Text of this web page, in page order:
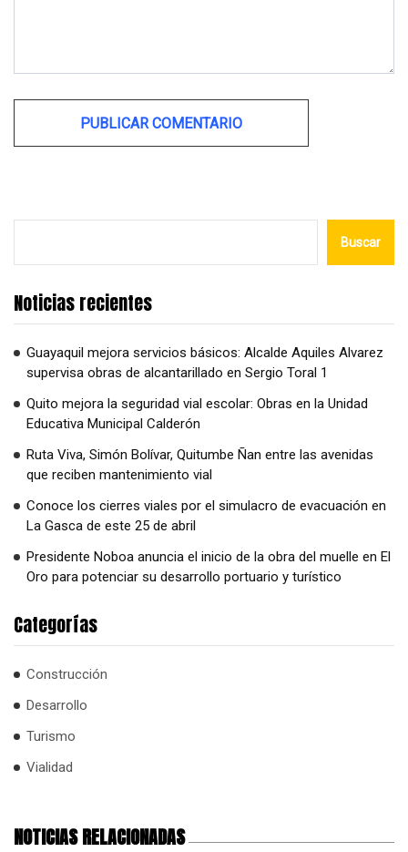
Buscar
Noticias recientes
Guayaquil mejora servicios básicos: Alcalde Aquiles Alvarez
supervisa obras de alcantarillado en Sergio Toral 1
Quito mejora la seguridad vial escolar: Obras en la Unidad
Educativa Municipal Calderón
Ruta Viva, Simón Bolívar, Quitumbe Ñan entre las avenidas
que reciben mantenimiento vial
Conoce los cierres viales por el simulacro de evacuación en
La Gasca de este 25 de abril
Presidente Noboa anuncia el inicio de la obra del muelle en El
Oro para potenciar su desarrollo portuario y turístico
Categorías
Construcción
Desarrollo
Turismo
Vialidad
NOTICIAS RELACIONADAS